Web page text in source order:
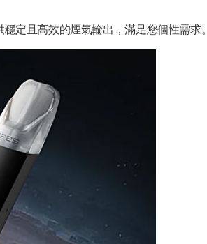
定且高效的煙氣輸出，滿足您個性需求。